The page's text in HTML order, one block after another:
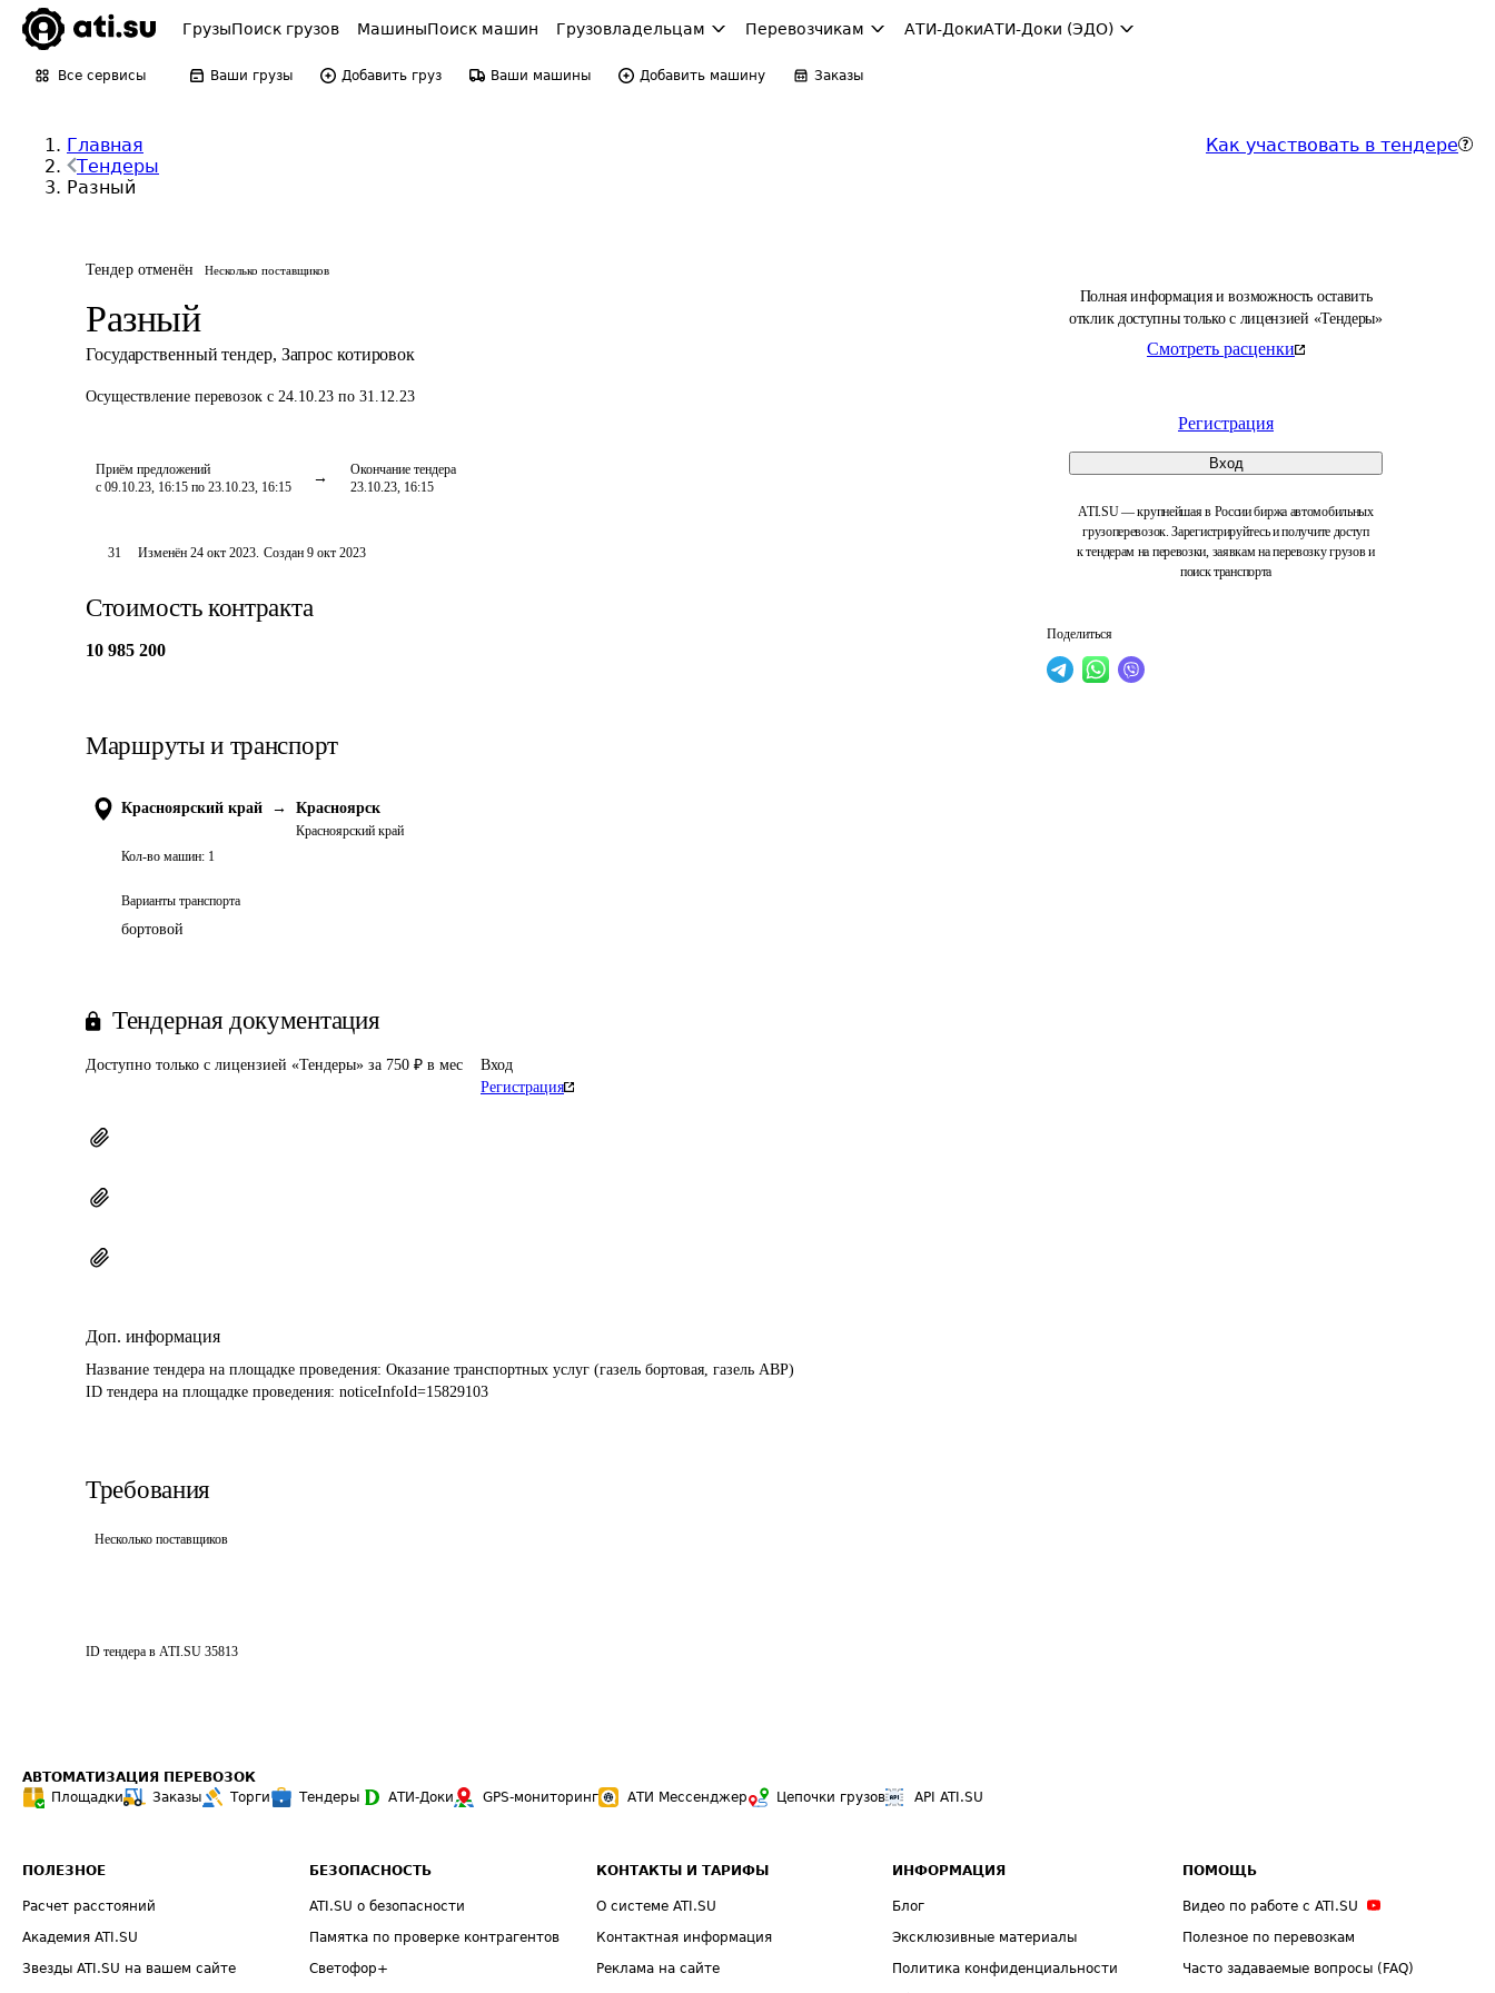
ГрузыПоиск грузов МашиныПоиск машин Грузовладельцам Перевозчикам АТИ-ДокиАТИ-Доки (ЭДО)
Все сервисы Ваши грузы Добавить груз Ваши машины Добавить машину Заказы
Главная
Тендеры
Разный
Как участвовать в тендере
Тендер отменён Несколько поставщиков
Разный
Государственный тендер, Запрос котировок
Осуществление перевозок с 24.10.23 по 31.12.23
Приём предложений
с 09.10.23, 16:15 по 23.10.23, 16:15
Окончание тендера
23.10.23, 16:15
Полная информация и возможность оставить
отклик доступны только с лицензией «Тендеры»
Смотреть расценки
Регистрация
Вход
ATI.SU — крупнейшая в России биржа автомобильных
грузоперевозок. Зарегистрируйтесь и получите доступ
к тендерам на перевозки, заявкам на перевозку грузов и
поиск транспорта
Поделиться
31 Изменён24 окт 2023. Создан 9 окт 2023
Стоимость контракта
10 985 200
Маршруты и транспорт
Красноярский край → Красноярск
Красноярский край
Кол-во машин: 1
Варианты транспорта
бортовой
Тендерная документация
Доступно только с лицензией «Тендеры» за 750 ₽ в мес
Вход
Регистрация
Доп. информация
Название тендера на площадке проведения: Оказание транспортных услуг (газель бортовая, газель АВР)
ID тендера на площадке проведения: noticeInfoId=15829103
Требования
Несколько поставщиков
ID тендера в ATI.SU 35813
АВТОМАТИЗАЦИЯ ПЕРЕВОЗОК
Площадки
Заказы Торги Тендеры АТИ-Доки GPS-мониторинг АТИ Мессенджер Цепочки грузов API ATI.SU
ПОЛЕЗНОЕ
Расчет расстояний
Академия ATI.SU
Звезды ATI.SU на вашем сайте
БЕЗОПАСНОСТЬ
ATI.SU о безопасности
Памятка по проверке контрагентов
Светофор+
КОНТАКТЫ И ТАРИФЫ
О системе ATI.SU
Контактная информация
Реклама на сайте
ИНФОРМАЦИЯ
Блог
Эксклюзивные материалы
Политика конфиденциальности
ПОМОЩЬ
Видео по работе с ATI.SU
Полезное по перевозкам
Часто задаваемые вопросы (FAQ)